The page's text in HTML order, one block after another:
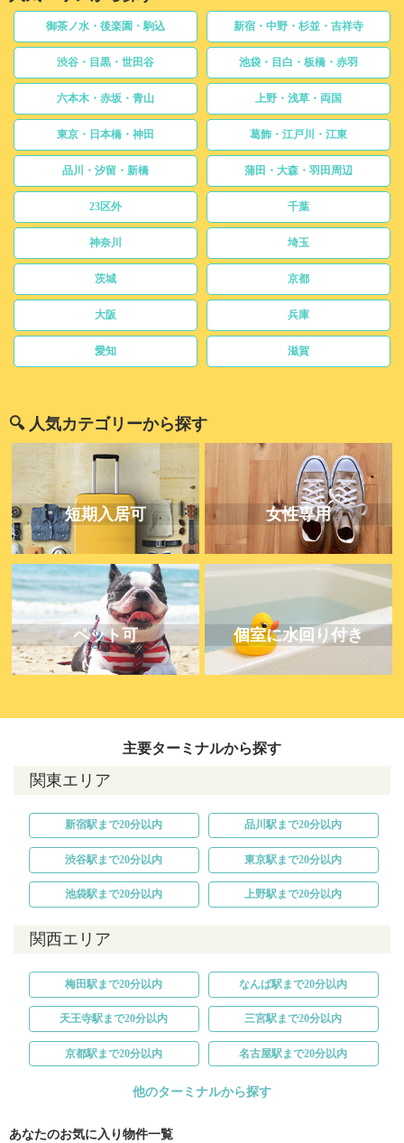
御茶ノ水・後楽園・駒込 新宿・中野・杉並・吉祥寺
渋谷・目黒・世田谷 池袋・目白・板橋・赤羽
六本木・赤坂・青山 上野・浅草・両国
東京・日本橋・神田 葛飾・江戸川・江東
品川・汐留・新橋 蒲田・大森・羽田周辺
23区外 千葉
神奈川 埼玉
茨城 京都
大阪 兵庫
愛知 滋賀
🔍 人気カテゴリーから探す
短期入居可 女性専用
ペット可 個室に水回り付き
主要ターミナルから探す
関東エリア
新宿駅まで20分以内 品川駅まで20分以内
渋谷駅まで20分以内 東京駅まで20分以内
池袋駅まで20分以内 上野駅まで20分以内
関西エリア
梅田駅まで20分以内 なんば駅まで20分以内
天王寺駅まで20分以内 三宮駅まで20分以内
京都駅まで20分以内 名古屋駅まで20分以内
他のターミナルから探す
あなたのお気に入り物件一覧